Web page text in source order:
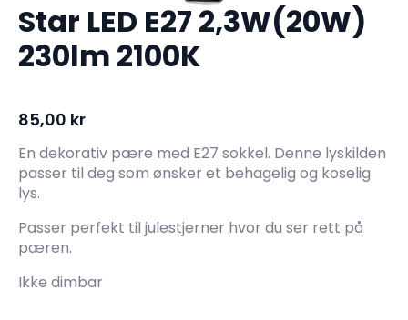
Star LED E27 2,3W(20W)
230lm 2100K
85,00 kr
En dekorativ pære med E27 sokkel. Denne lyskilden
passer til deg som ønsker et behagelig og koselig
lys.
Passer perfekt til julestjerner hvor du ser rett på
pæren.
Ikke dimbar